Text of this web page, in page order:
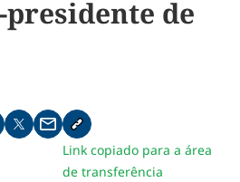
presidente de
pelo whatsapp
no facebook
Compartilhar no twitter
Compartilhe pelo email
Copiar link da notícia
Link copiado para a área
de transferência